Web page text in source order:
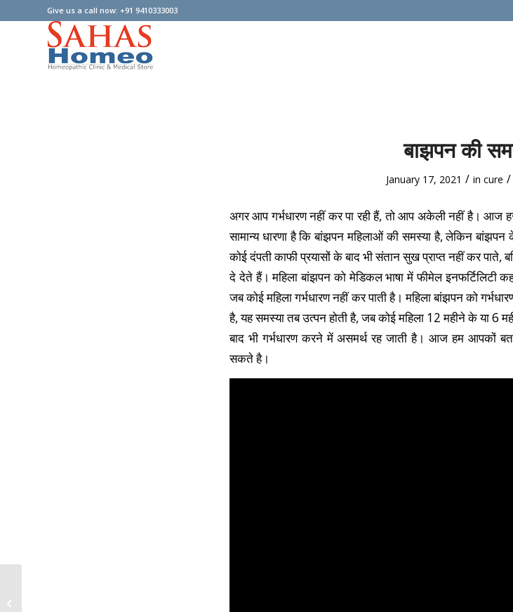
Give us a call now: +91 9410333003
बाझपन की
January 17, 2021 / in cure /
अगर आप गर्भधारण नहीं कर पा रही हैं, तो आप अकेली नहीं है।
सामान्य धारणा है कि बांझपन महिलाओं की समस्या है, लेकिन
कोई दंपती काफी प्रयासों के बाद भी संतान सुख प्राप्त नहीं कर
दे देते हैं। महिला बांझपन को मेडिकल भाषा में फीमेल इनफर्टिलिटी
जब कोई महिला गर्भधारण नहीं कर पाती है। महिला बांझपन को
है, यह समस्या तब उत्पन होती है, जब कोई महिला 12 महीने के या 6
बाद भी गर्भधारण करने में असमर्थ रह जाती है। आज हम आपकों
सकते है।